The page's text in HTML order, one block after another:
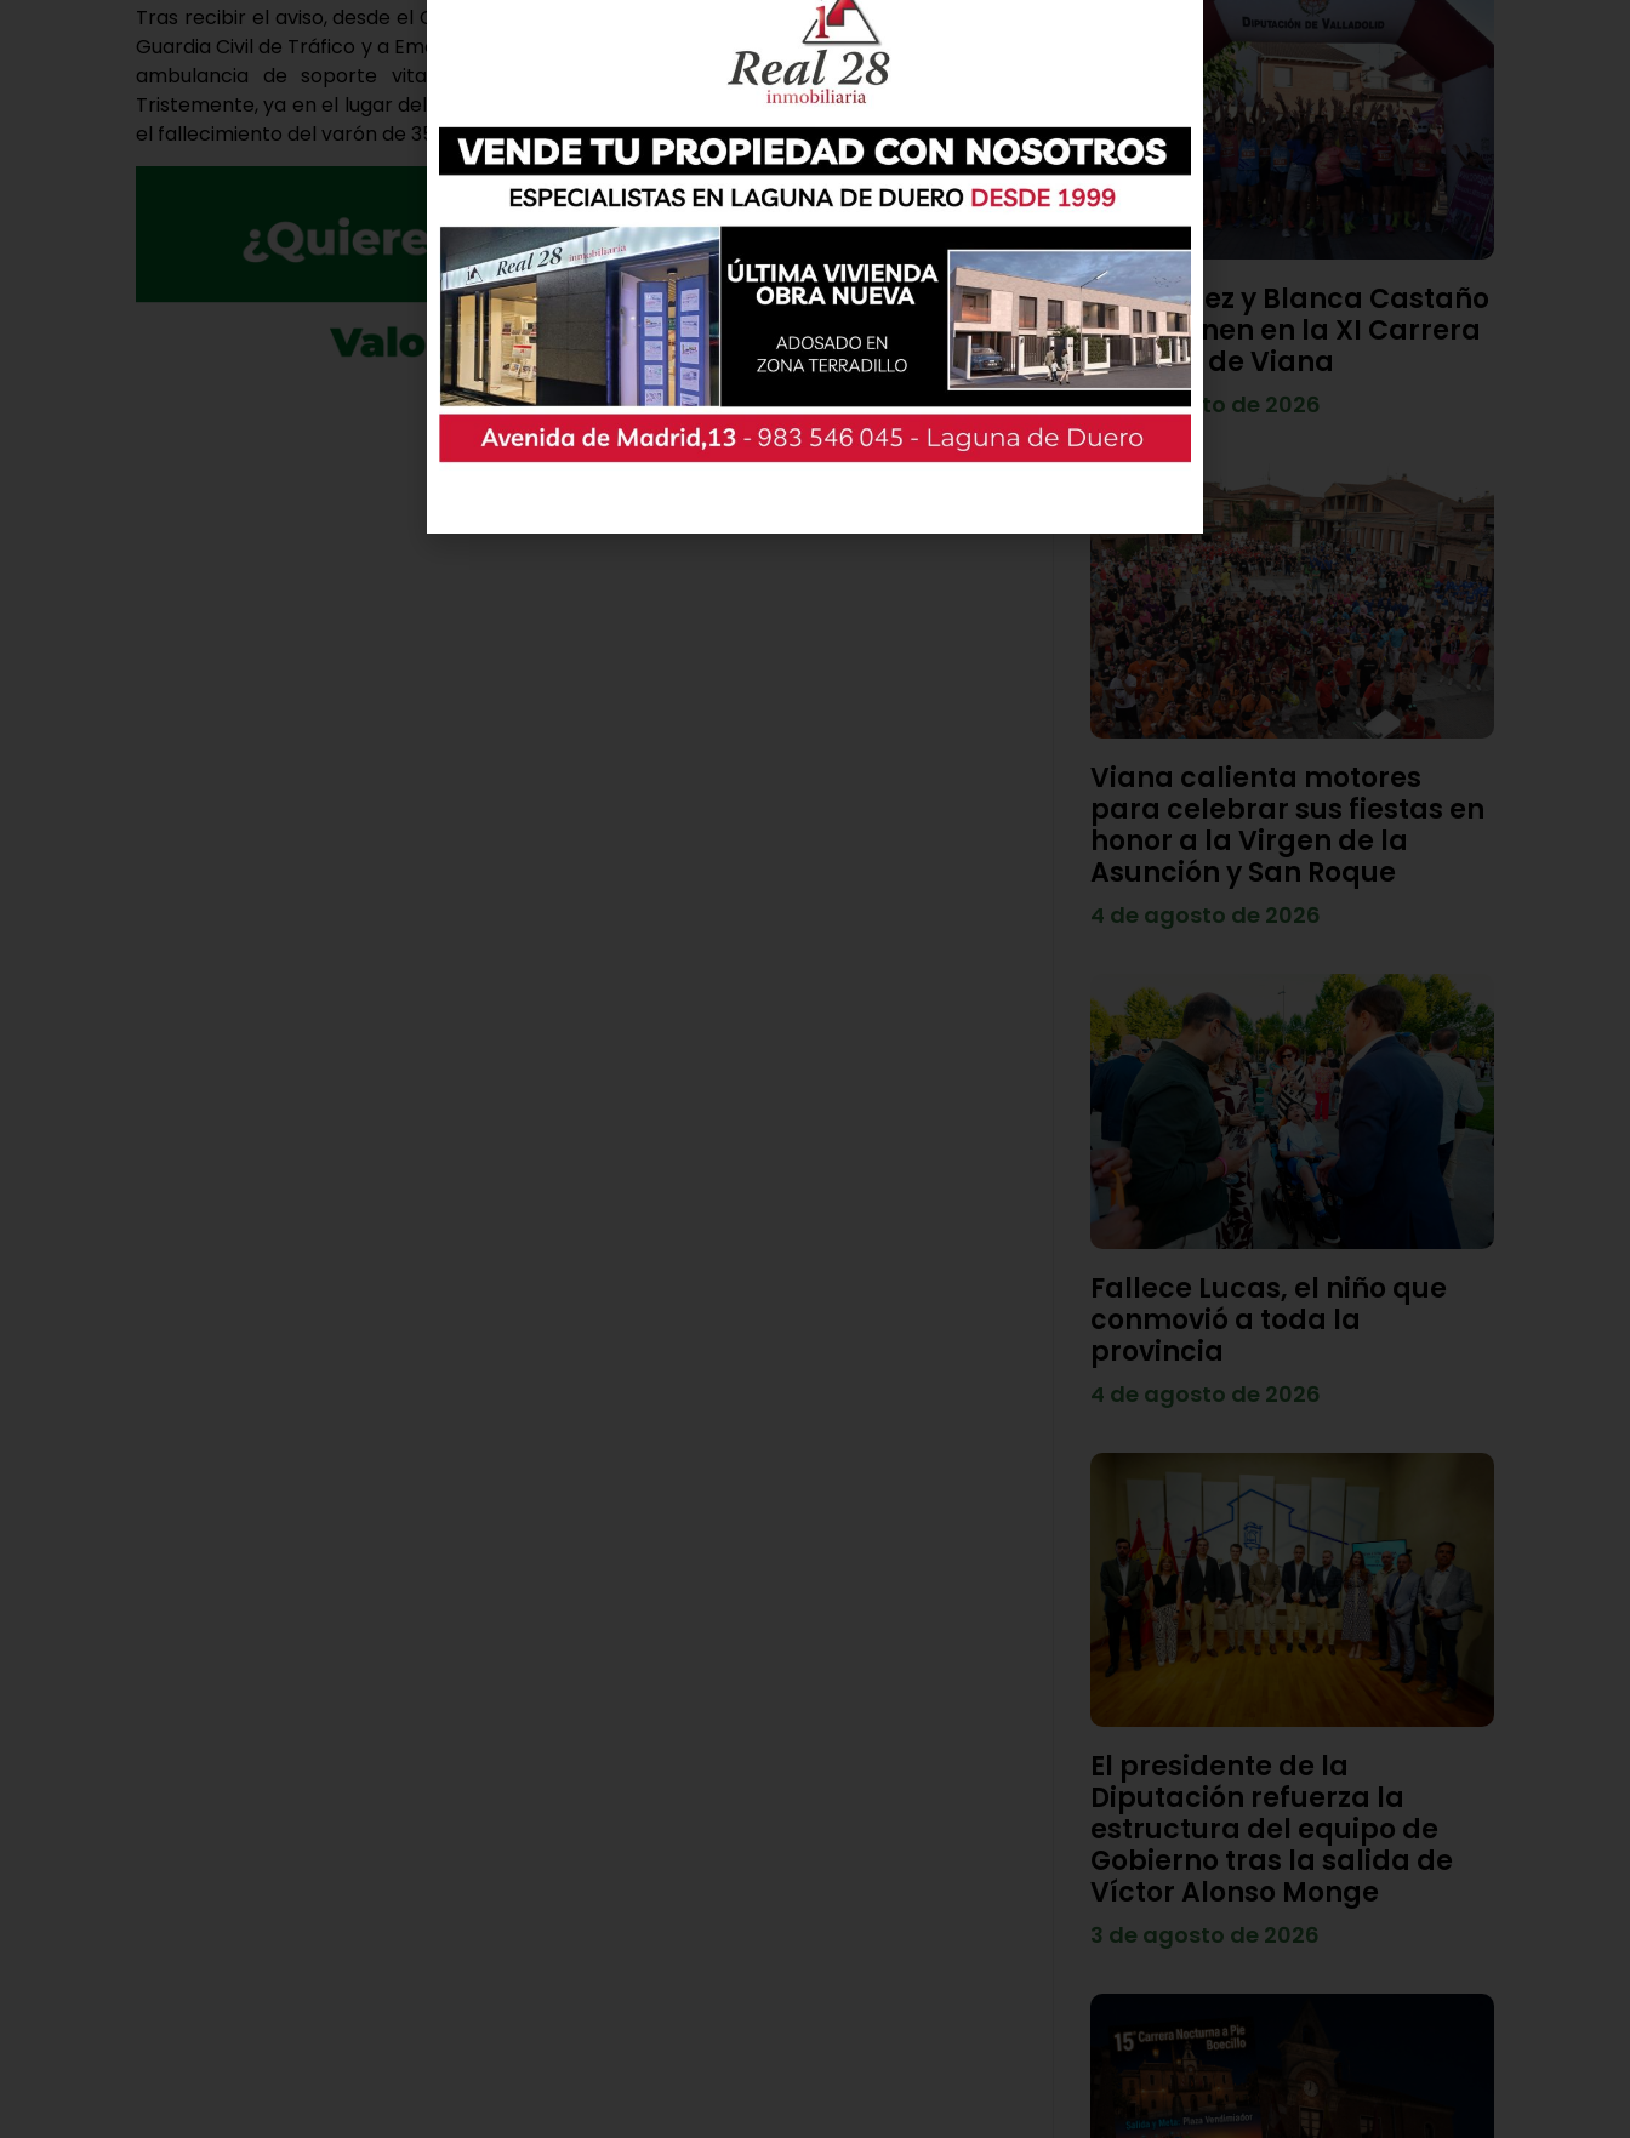
Tras recibir el aviso, desde el Centro de Emergencias dieron aviso de este accidente a la
Guardia Civil de Tráfico y a Emergencias Sanitarias de Sacyl, que envió una UVI móvil y una
ambulancia de soporte vital básico y el personal sanitario del Centro de Salud.
Tristemente, ya en el lugar del siniestro vial, el personal sanitario tan solo pudo confirmar
el fallecimiento del varón de 35 años, sin que pudieran hacer nada por salvar su vida.
Diego Díez y Blanca Castaño
se imponen en la XI Carrera
Popular de Viana
4 de agosto de 2026
Viana calienta motores
para celebrar sus fiestas en
honor a la Virgen de la
Asunción y San Roque
4 de agosto de 2026
Fallece Lucas, el niño que
conmovió a toda la
provincia
4 de agosto de 2026
El presidente de la
Diputación refuerza la
estructura del equipo de
Gobierno tras la salida de
Víctor Alonso Monge
3 de agosto de 2026